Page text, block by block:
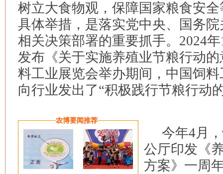
树立大食物观，保障国家粮食安
具体举措，是落实党中央、国务
相关决策部署的重要抓手。2024
发布《关于实施养殖业节粮行动
料工业展览会举办期间，中国饲
向行业发出了“积极践行节粮行动
农博要闻推荐
今年4月
公厅印发《
方案》一周